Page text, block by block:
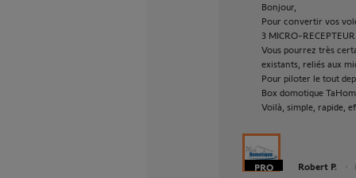
Bonjour,
Pour convertir vos
3 MICRO-
Vous pourrez très
existants, reliés aux
Pour piloter le tout
Box domotique
Voilà, simple, rapide,
Robert P.